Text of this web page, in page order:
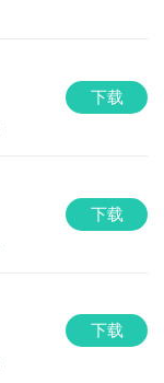
下载
下载
下载